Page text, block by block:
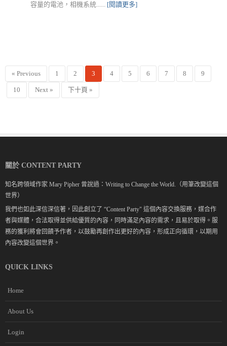
容量的電池，相機系統...... [閱讀更多]
« Previous 1 2 3 4 5 6 7 8 9
10 Next » 下十頁 »
關於 CONTENT PARTY
知名跨領域作家 Mary Pipher 曾說過：Writing to Change the World.（用筆改變這個
世界）
我們也如此深信深信著，因此創立了 “Content Party" 這個內容交換服務，媒合作
者與媒體，合法取得並供給優質的內容，同時滿足內容的需求，且易於取得。服
務的獲利將會回饋予作者，以鼓勵再創作出更好的內容，形成正向循環，以期用
內容改變這個世界。
QUICK LINKS
Home
About Us
Login